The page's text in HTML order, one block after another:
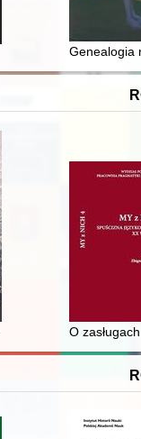
1975Genealogia
(1918-1926)
wpływów
O